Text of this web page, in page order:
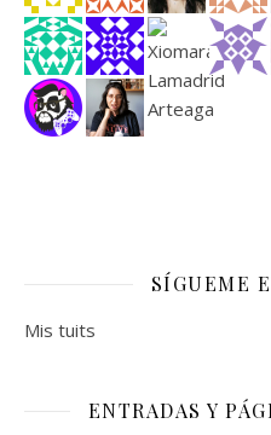
SÍGUEME
Mis tuits
ENTRADAS Y